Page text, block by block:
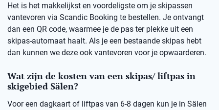
Het is het makkelijkst en voordeligste om je skipassen
vantevoren via Scandic Booking te bestellen. Je ontvangt
dan een QR code, waarmee je de pas ter plekke uit een
skipas-automaat haalt. Als je een bestaande skipas hebt
dan kunnen we deze ook vantevoren voor je opwaarderen.
Wat zijn de kosten van een skipas/ liftpas in
skigebied Sälen?
Voor een dagkaart of liftpas van 6-8 dagen kun je in Sälen